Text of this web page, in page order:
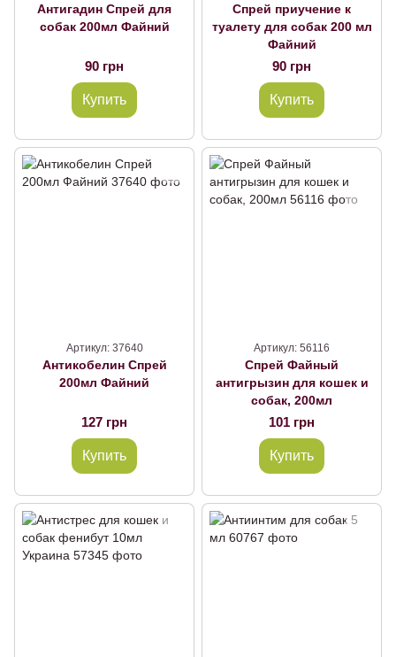
Антигадин Спрей для
собак 200мл Файний
90 грн
Купить
Спрей приучение к
туалету для собак 200 мл
Файний
90 грн
Купить
Артикул: 37640
Антикобелин Спрей
200мл Файний
127 грн
Купить
Артикул: 56116
Спрей Файный
антигрызин для кошек и
собак, 200мл
101 грн
Купить